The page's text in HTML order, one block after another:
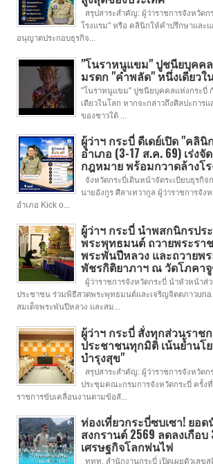
สรุปสาระสำคัญ: ผู้ว่าราชการจังหวัดก
โรงแรม" หรือ คลินิกให้คำปรึกษาและ
อนุญาตประกอบธุรกิจ...
"โนราหนูแขม" ปูชนียบุคค
มรดก "คำพลัด" หนึ่งเดียวใ
"โนราหนูแขม" ปูชนียบุคคลแห่งกระบี่
เดียวในโลก หากจะกล่าวถึงศิลปะกา
ของชาวใต้ ...
ผู้ว่าฯ กระบี่ ดีเดย์เปิด "คลินิ
อำเภอ (3-17 ส.ค. 69) เร่ง
กฎหมาย พร้อมกวาดล้างโ
จังหวัดกระบี่เดินหน้าจัดระเบียบธุรกิจ
นายอังกูร ศีลาเทวากูล ผู้ว่าราชการจัง
อำเภอ Kick o...
ผู้ว่าฯ กระบี่ นำพสกนิกรปร
พระพุทธมนต์ ถวายพระรา
พระพันปีหลวง และถวายพ
พัชรกิติยาภาฯ ณ วัดโภคา
ผู้ว่าราชการจังหวัดกระบี่ นำหัวหน้าส่
ประชาชน ร่วมพิธีสวดพระพุทธมนต์และเจริญจิตตภาวuna
สมเด็จพระพันปีหลวง และสม...
ผู้ว่าฯ กระบี่ สั่งทุกส่วนราช
ประชาชนทุกมิติ เน้นย้ำนโ
บำรุงสุข"
สรุปสาระสำคัญ: ผู้ว่าราชการจังหวัดก
ประชุมคณะกรมการจังหวัดกระบี่ ครั้ง
ราชการขับเคลื่อนงานตามข้อสั...
ท่องเที่ยวกระบี่ซบเซา! ยอ
สงกรานต์ 2569 ลดลงเกือ
เศรษฐกิจโลกพ่นไฟ
ททท. สำนักงานกระบี่ เปิดเผยตัวเลข